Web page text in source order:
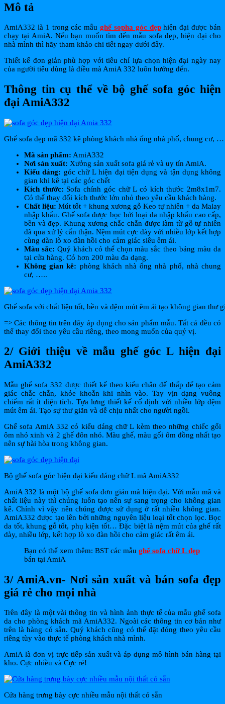
Mô tả
AmiA332 là 1 trong các mẫughế sopha góc đẹphiện đại được bán
chạy tại AmiA. Nếu bạn muốn tìm đến mẫu sofa đẹp, hiện đại cho
nhà mình thì hãy tham khảo chi tiết ngay dưới đây.
Thiết kế đơn giản phù hợp với tiêu chí lựa chọn hiện đại ngày nay
của người tiêu dùng là điều mà AmiA 332 luôn hướng đến.
Thông tin cụ thể về bộ ghế sofa góc hiện
đại AmiA332
Ghế sofa đẹp mã 332 kê phòng khách nhà ống nhà phố, chung cư, …
Mã sản phẩm: AmiA332
Nơi sản xuất: Xưởng sản xuất sofa giá rẻ và uy tín AmiA.
Kiểu dáng: góc chữ L hiện đại tiện dụng và tận dụng không
gian khi kê tại các góc chết
Kích thước: Sofa chính góc chữ L có kích thước 2m8x1m7.
Có thể thay đổi kích thước lớn nhỏ theo yêu cầu khách hàng.
Chất liệu: Mút tốt + khung xương gỗ Keo tự nhiên + da Malay
nhập khẩu. Ghế sofa được bọc bởi loại da nhập khẩu cao cấp,
bền và đẹp. Khung xương chắc chắn được làm từ gỗ tự nhiên
đã qua xử lý cẩn thận. Nệm mút cực dày với nhiều lớp kết hợp
cùng dàn lò xo đàn hồi cho cảm giác siêu êm ái.
Màu sắc: Quý khách có thể chọn màu sắc theo bảng màu da
tại cửa hàng. Có hơn 200 màu đa dạng.
Không gian kê: phòng khách nhà ống nhà phố, nhà chung
cư, …..
Ghế sofa với chất liệu tốt, bền và đệm mút êm ái tạo không gian thư
=> Các thông tin trên đây áp dụng cho sản phẩm mẫu. Tất cả đều có
thể thay đổi theo yêu cầu riêng, theo mong muốn của quý vị.
2/ Giới thiệu về mẫu ghế góc L hiện đại
AmiA332
Mẫu ghế sofa 332 được thiết kế theo kiểu chân đế thấp để tạo cảm
giác chắc chắn, khỏe khoắn khi nhìn vào. Tay vịn dạng vuông
chiếm rất ít diện tích. Tựa lưng thiết kế cố định với nhiều lớp đệm
mút êm ái. Tạo sự thư giãn và dễ chịu nhất cho người ngồi.
Ghế sofa AmiA 332 có kiểu dáng chữ L kèm theo những chiếc gối
ôm nhỏ xinh và 2 ghế đôn nhỏ. Màu ghế, màu gối ôm đồng nhất tạo
nên sự hài hòa trong không gian.
Bộ ghế sofa góc hiện đại kiểu dáng chữ L mã AmiA332
AmiA 332 là một bộ ghế sofa đơn giản mà hiện đại. Với mẫu mã và
chất liệu này thì chúng luôn tạo nên sự sang trọng cho không gian
kê. Chính vì vậy nên chúng được sử dụng ở rất nhiều không gian.
AmiA332 được tạo lên bởi những nguyên liệu loại tốt chọn lọc. Bọc
da tốt, khung gỗ tốt, phụ kiện tốt… Đặc biệt là nệm mút của ghế rất
dày, nhiều lớp, kết hợp lò xo đàn hồi cho cảm giác rất êm ái.
Bạn có thể xem thêm: BST các mẫu ghế sofa chữ L đẹp
bán tại AmiA
3/ AmiA.vn- Nơi sản xuất và bán sofa đẹp
giá rẻ cho mọi nhà
Trên đây là một vài thông tin và hình ảnh thực tế của mẫu ghế sofa
da cho phòng khách mã AmiA332. Ngoài các thông tin cơ bản như
trên là hàng có sẵn. Quý khách cũng có thể đặt đóng theo yêu cầu
riêng tùy vào thực tế phòng khách nhà mình.
AmiA là đơn vị trực tiếp sản xuất và áp dụng mô hình bán hàng tại
kho. Cực nhiều và Cực rẻ!
Cửa hàng trưng bày cực nhiều mẫu nội thất có sẵn